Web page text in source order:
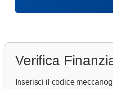
Verifica
Inserisci il codice